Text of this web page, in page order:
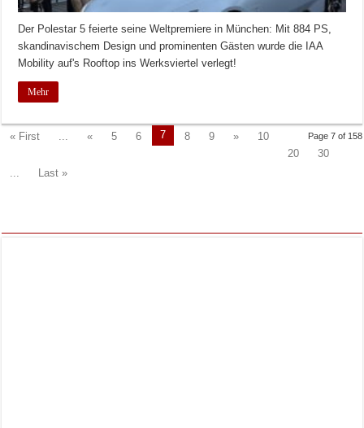
Der Polestar 5 feierte seine Weltpremiere in München: Mit 884 PS,
skandinavischem Design und prominenten Gästen wurde die IAA
Mobility auf's Rooftop ins Werksviertel verlegt!
Mehr
Page 7 of 158
« First « 5 6 7 8 9 »
10
20
30
Last »